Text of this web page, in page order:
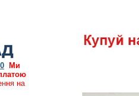
Ми
на